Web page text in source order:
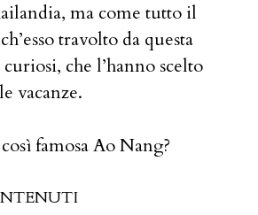
ma come tutto il
travolto da questa
che l’hanno scelto
vacanze.
famosa Ao Nang?